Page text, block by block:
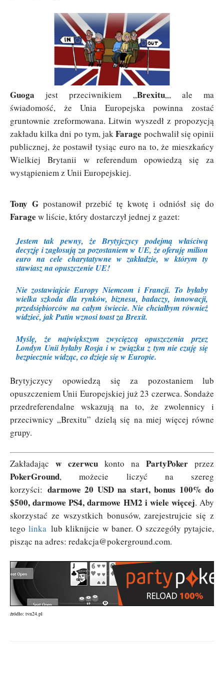
Guoga jest przeciwnikiem „Brexitu„, ale ma
świadomość, że Unia Europejska powinna zostać
gruntownie zreformowana. Litwin wyszedł z propozycją
zakładu kilka dni po tym, jakFarage pochwalił się opinii
publicznej, że postawił tysiąc euro na to, że mieszkańcy
Wielkiej Brytanii w referendum opowiedzą się za
wystąpieniem z Unii Europejskiej.
Tony Gpostanowił przebić tę kwotę i odniósł się do
Farage w liście, który dostarczył jednej z gazet:
Jestem tak pewny, że Brytyjczycy podejmą właściwą
decyzję i zagłosują za pozostaniem w UE, że oferuję milion
euro na cele charytatywne w zakładzie, w którym ty
stawiasz na opuszczenie UE!
Nie zostawiajcie Europy Niemcom i Francji. To byłaby
wielka szkoda dla rynków, biznesu, badaczy, innowacji,
przedsiębiorców na całym świecie. Nie chciałbym również
widzieć, jak Putin wznosi toast za Brexit.
Myślę, że największym zwycięzcą opuszczenia przez
Londyn Unii byłaby Rosja i w związku z tym nie czuję się
bezpiecznie widząc, co dzieje się w Europie.
Brytyjczycy opowiedzą się za pozostaniem lub
opuszczeniem Unii Europejskiej już 23 czerwca. Sondaże
przedreferendalne wskazują na to, że zwolennicy i
przeciwnicy „Brexitu” dzielą się na miej więcej równe
grupy.
Zakładając w czerwcu konto na PartyPoker przez
PokerGround, możecie liczyć na szereg
korzyści: darmowe 20 USD na start, bonus 100% do
$500, darmowe PS4, darmowe HM2 i wiele więcej. Aby
skorzystać ze wszystkich bonusów, zarejestrujcie się z
tegolinka lub kliknijcie w baner. O szczegóły pytajcie,
pisząc na adres: redakcja@pokerground.com.
źródło: tvn24.pl